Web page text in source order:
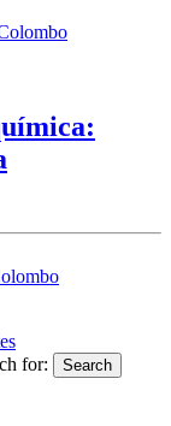
for:
Search